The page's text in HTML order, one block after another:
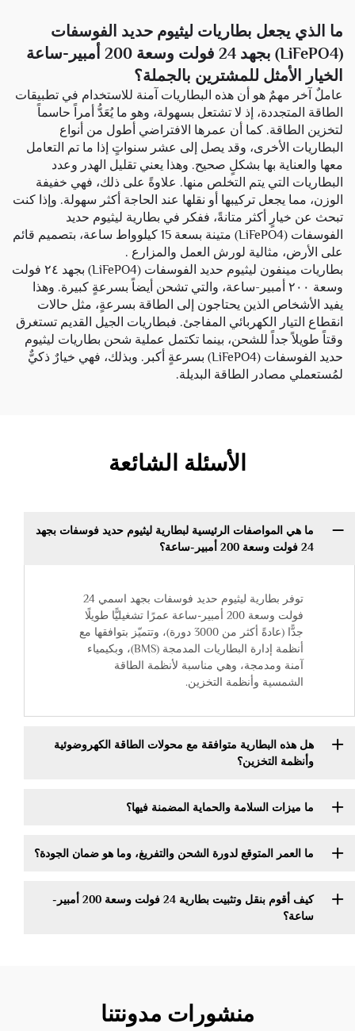
ما الذي يجعل بطاريات ليثيوم حديد الفوسفات
(LiFePO4) بجهد 24 فولت وسعة 200 أمبير-ساعة
الخيار الأمثل للمشترين بالجملة؟
عاملٌ آخر مهمٌ هو أن هذه البطاريات آمنة للاستخدام في تطبيقات
الطاقة المتجددة، إذ لا تشتعل بسهولة، وهو ما يُعَدُّ أمراً حاسماً
لتخزين الطاقة. كما أن عمرها الافتراضي أطول من أنواع
البطاريات الأخرى، وقد يصل إلى عشر سنواتٍ إذا ما تم التعامل
معها والعناية بها بشكلٍ صحيح. وهذا يعني تقليل الهدر وعدد
البطاريات التي يتم التخلص منها. علاوةً على ذلك، فهي خفيفة
الوزن، مما يجعل تركيبها أو نقلها عند الحاجة أكثر سهولة. وإذا كنت
تبحث عن خيارٍ أكثر متانةً، ففكر في بطارية ليثيوم حديد
الفوسفات (LiFePO4) متينة بسعة 15 كيلوواط ساعة، بتصميم قائم
على الأرض، مثالية لورش العمل والمزارع .
بطاريات مينفون ليثيوم حديد الفوسفات (LiFePO4) بجهد ٢٤ فولت
وسعة ٢٠٠ أمبير-ساعة، والتي تشحن أيضاً بسرعةٍ كبيرة. وهذا
يفيد الأشخاص الذين يحتاجون إلى الطاقة بسرعةٍ، مثل حالات
انقطاع التيار الكهربائي المفاجئ. فبطاريات الجيل القديم تستغرق
وقتاً طويلاً جداً للشحن، بينما تكتمل عملية شحن بطاريات ليثيوم
حديد الفوسفات (LiFePO4) بسرعةٍ أكبر. وبذلك، فهي خيارٌ ذكيٌّ
لمُستعملي مصادر الطاقة البديلة.
الأسئلة الشائعة
ما هي المواصفات الرئيسية لبطارية ليثيوم حديد فوسفات بجهد
24 فولت وسعة 200 أمبير-ساعة؟
توفر بطارية ليثيوم حديد فوسفات بجهد اسمي 24
فولت وسعة 200 أمبير-ساعة عمرًا تشغيليًّا طويلًا
جدًّا (عادةً أكثر من 3000 دورة)، وتتميّز بتوافقها مع
أنظمة إدارة البطاريات المدمجة (BMS)، وبكيمياء
آمنة ومدمجة، وهي مناسبة لأنظمة الطاقة
الشمسية وأنظمة التخزين.
هل هذه البطارية متوافقة مع محولات الطاقة الكهروضوئية
وأنظمة التخزين؟
ما ميزات السلامة والحماية المضمنة فيها؟
ما العمر المتوقع لدورة الشحن والتفريغ، وما هو ضمان الجودة؟
كيف أقوم بنقل وتثبيت بطارية 24 فولت وسعة 200 أمبير-
ساعة؟
منشورات مدونتنا